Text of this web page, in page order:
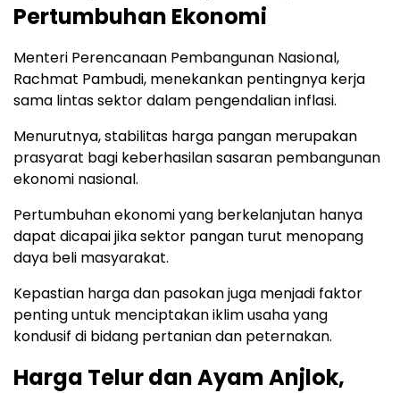
Pertumbuhan Ekonomi
Menteri Perencanaan Pembangunan Nasional,
Rachmat Pambudi, menekankan pentingnya kerja
sama lintas sektor dalam pengendalian inflasi.
Menurutnya, stabilitas harga pangan merupakan
prasyarat bagi keberhasilan sasaran pembangunan
ekonomi nasional.
Pertumbuhan ekonomi yang berkelanjutan hanya
dapat dicapai jika sektor pangan turut menopang
daya beli masyarakat.
Kepastian harga dan pasokan juga menjadi faktor
penting untuk menciptakan iklim usaha yang
kondusif di bidang pertanian dan peternakan.
Harga Telur dan Ayam Anjlok,